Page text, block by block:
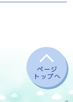
ページ
トップへ